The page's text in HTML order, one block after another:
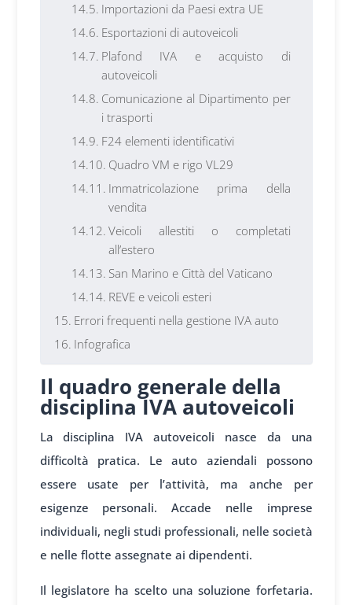
Importazioni da Paesi extra UE
Esportazioni di autoveicoli
Plafond IVA e acquisto di
autoveicoli
Comunicazione al Dipartimento per
i trasporti
F24 elementi identificativi
Quadro VM e rigo VL29
Immatricolazione prima della
vendita
Veicoli allestiti o completati
all’estero
San Marino e Città del Vaticano
REVE e veicoli esteri
Errori frequenti nella gestione IVA auto
Infografica
Il quadro generale della
disciplina IVA autoveicoli
La disciplina IVA autoveicoli nasce da una
difficoltà pratica. Le auto aziendali possono
essere usate per l’attività, ma anche per
esigenze personali. Accade nelle imprese
individuali, negli studi professionali, nelle società
e nelle flotte assegnate ai dipendenti.
Il legislatore ha scelto una soluzione forfetaria.